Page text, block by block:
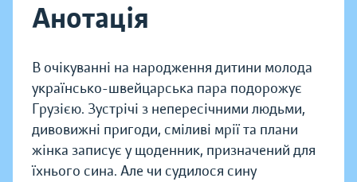
Анотація
В очікуванні на народження дитини молода
українсько-швейцарська пара подорожує
Грузією. Зустрічі з непересічними людьми,
дивовижні пригоди, сміливі мрії та плани
жінка записує у щоденник, призначений для
їхнього сина. Але чи судилося сину